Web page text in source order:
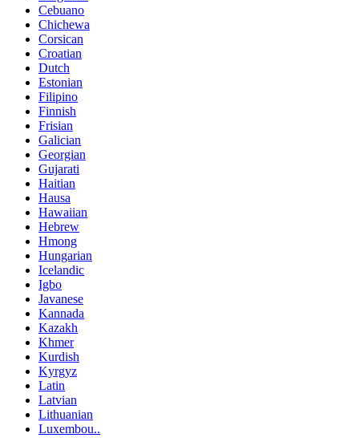
Cebuano
Chichewa
Corsican
Croatian
Dutch
Estonian
Filipino
Finnish
Frisian
Galician
Georgian
Gujarati
Haitian
Hausa
Hawaiian
Hebrew
Hmong
Hungarian
Icelandic
Igbo
Javanese
Kannada
Kazakh
Khmer
Kurdish
Kyrgyz
Latin
Latvian
Lithuanian
Luxembou..